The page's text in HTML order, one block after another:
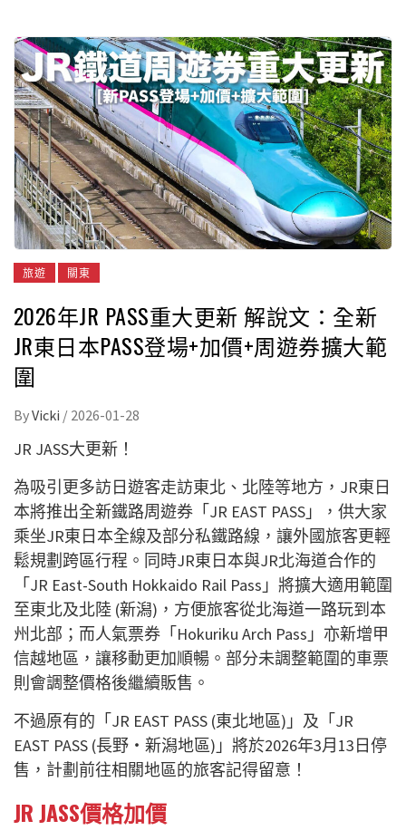
旅遊 關東
2026年JR PASS重大更新 解說文：全新
JR東日本PASS登場+加價+周遊券擴大範
圍
ByVicki / 2026-01-28
JR JASS大更新！
為吸引更多訪日遊客走訪東北、北陸等地方，JR東日
本將推出全新鐵路周遊券「JR EAST PASS」，供大家
乘坐JR東日本全線及部分私鐵路線，讓外國旅客更輕
鬆規劃跨區行程。同時JR東日本與JR北海道合作的
「JR East-South Hokkaido Rail Pass」將擴大適用範圍
至東北及北陸 (新潟)，方便旅客從北海道一路玩到本
州北部；而人氣票券「Hokuriku Arch Pass」亦新增甲
信越地區，讓移動更加順暢。部分未調整範圍的車票
則會調整價格後繼續販售。
不過原有的「JR EAST PASS (東北地區)」及「JR
EAST PASS (長野・新潟地區)」將於2026年3月13日停
售，計劃前往相關地區的旅客記得留意！
JR JASS價格加價